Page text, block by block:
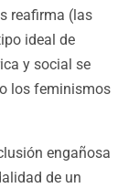
reafirma (las
ideal de
y social se
los feminismos
engañosa
de un